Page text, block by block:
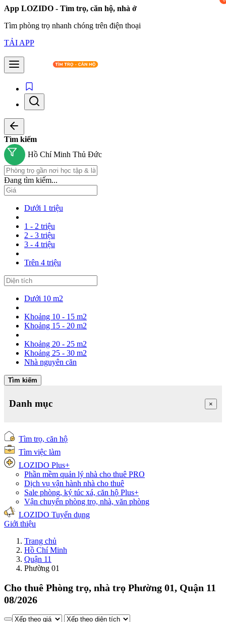
App LOZIDO - Tìm trọ, căn hộ, nhà ở
Tìm phòng trọ nhanh chóng trên điện thoại
TẢI APP
Tìm kiếm
Hồ Chí Minh Thủ Đức
Đang tìm kiếm...
Dưới 1 triệu
1 - 2 triệu
2 - 3 triệu
3 - 4 triệu
Trên 4 triệu
Dưới 10 m2
Khoảng 10 - 15 m2
Khoảng 15 - 20 m2
Khoảng 20 - 25 m2
Khoảng 25 - 30 m2
Nhà nguyên căn
Tìm kiếm
Danh mục ×
Tìm trọ, căn hộ
Tìm việc làm
LOZIDO Plus+
Phần mềm quản lý nhà cho thuê PRO
Dịch vụ vận hành nhà cho thuê
Sale phòng, ký túc xá, căn hộ Plus+
Vận chuyển phòng trọ, nhà, văn phòng
LOZIDO Tuyển dụng
Giới thiệu
Trang chủ
Hồ Chí Minh
Quận 11
Phường 01
Cho thuê Phòng trọ, nhà trọ Phường 01, Quận 11
08/2026